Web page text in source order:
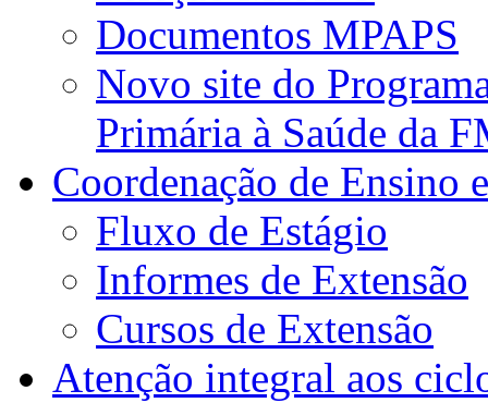
Documentos MPAPS
Novo site do
Primária à Saúde da
Coordenação de Ensino
Fluxo de Estágio
Informes de Extensão
Cursos de Extensão
Atenção integral aos